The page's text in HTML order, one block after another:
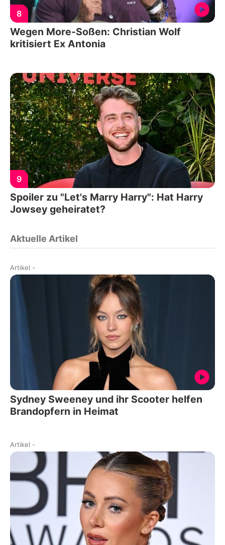
8
Wegen More-Soßen: Christian Wolf
kritisiert Ex Antonia
9
Spoiler zu "Let's Marry Harry": Hat Harry
Jowsey geheiratet?
Aktuelle Artikel
Artikel -
Sydney Sweeney und ihr Scooter helfen
Brandopfern in Heimat
Artikel -